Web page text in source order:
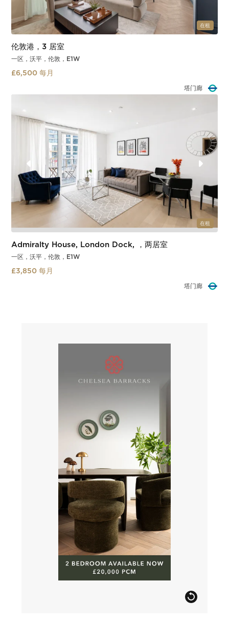
在租
伦敦港，3 居室
一区，沃平，伦敦，E1W
£6,500 每月
沃平
在租
Admiralty House, London Dock, ，两居室
一区，沃平，伦敦，E1W
£3,850 每月
沃平